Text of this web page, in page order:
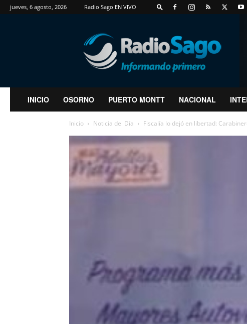
jueves, 6 agosto, 2026 Radio Sago EN VIVO
RadioSago
INICIO OSORNO PUERTO MONTT NACIONAL
Inicio Noticia del Día Fiscalía lo dejó en libertad: